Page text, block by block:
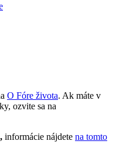
O Fóre života. Ak máte v
ozvite sa na
informácie nájdete na tomto